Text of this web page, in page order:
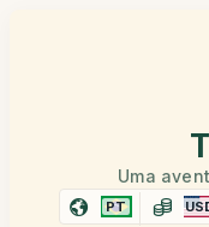
Uma
PT